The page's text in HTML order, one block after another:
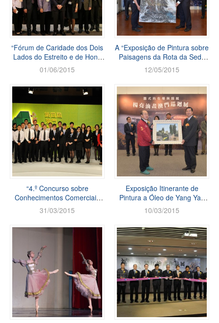
“Fórum de Caridade dos Dois
Lados do Estreito e de Hong
Kong e Macau 2015”
01/06/2015
A “Exposição de Pintura sobre
Paisagens da Rota da Seda
de Atongmu”
12/05/2015
“4.º Concurso sobre
Conhecimentos Comerciais
dos Estudantes Universitários”
31/03/2015
Exposição Itinerante de
Pintura a Óleo de Yang Yao
-“Existência e Superação do
Esquema”
10/03/2015